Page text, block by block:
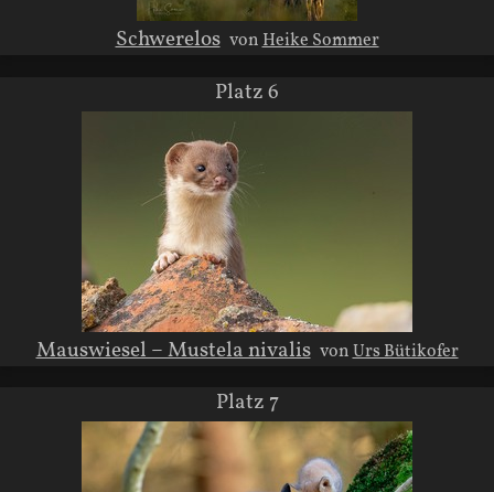
Schwerelos vonHeike Sommer
Platz 6
Mauswiesel – Mustela nivalis vonUrs Bütikofer
Platz 7